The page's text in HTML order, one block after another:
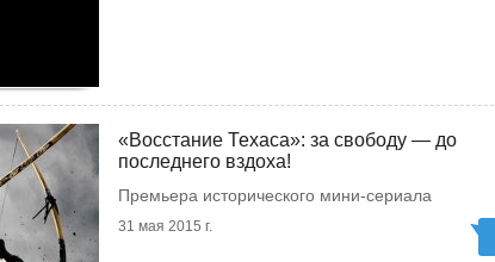
«Восстание Техаса»: за свободу — до
последнего вздоха!
Премьера исторического мини-сериала
31 мая 2015 г.